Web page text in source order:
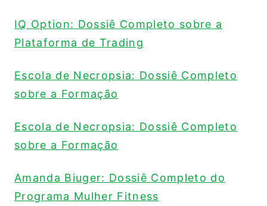
IQ Option: Dossiê Completo sobre a
Plataforma de Trading
Escola de Necropsia: Dossiê Completo
sobre a Formação
Escola de Necropsia: Dossiê Completo
sobre a Formação
Amanda Biuger: Dossiê Completo do
Programa Mulher Fitness